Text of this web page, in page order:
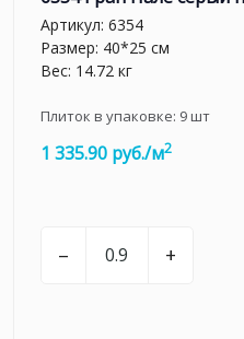
Артикул: 6354
Размер: 40*25 см
Вес: 14.72 кг
Плиток в упаковке: 9шт
1 335.90 руб./м2
– +